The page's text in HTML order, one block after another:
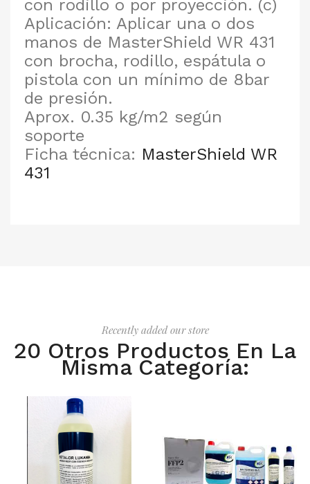
con rodillo o por proyección. (c)
Aplicación: Aplicar una o dos
manos de MasterShield WR 431
con brocha, rodillo, espátula o
pistola con un mínimo de 8bar
de presión.
Aprox. 0.35 kg/m2 según
soporte
Ficha técnica: MasterShield WR
431
Recently added our store
20 Otros Productos En La
Misma Categoría: